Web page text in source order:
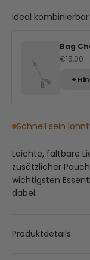
Ideal
Bag
Angebot
€15,00
+
Schnell sein
Leichte, faltbare
zusätzlicher
wichtigsten
dabei.
Produktdetails